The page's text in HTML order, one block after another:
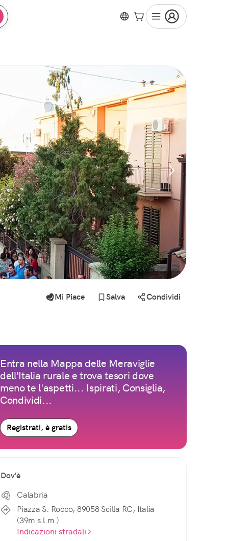
Mi Piace Salva Condividi
Entra nella Mappa delle Meraviglie
dell'Italia rurale e trova tesori dove
meno te l'aspetti... Ispirati, Consiglia,
Condividi...
Registrati, è gratis
Dov'è
Calabria
Piazza S. Rocco, 89058 Scilla RC, Italia
(39m s.l.m.)
Indicazioni stradali